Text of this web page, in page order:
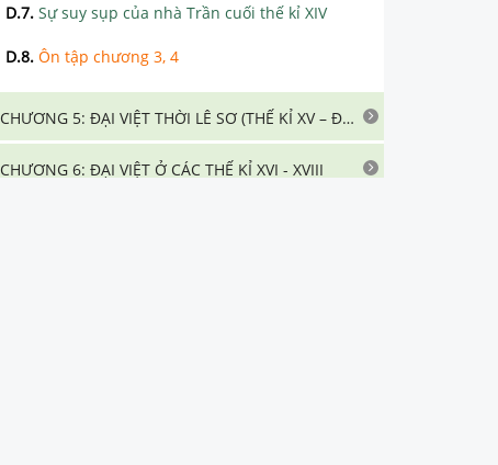
D.7. Sự suy sụp của nhà Trần cuối thế kỉ XIV
D.8. Ôn tập chương 3, 4
CHƯƠNG 5: ĐẠI VIỆT THỜI LÊ SƠ (THẾ KỈ XV – ĐẦU THẾ KỈ XVI)
CHƯƠNG 6: ĐẠI VIỆT Ở CÁC THẾ KỈ XVI - XVIII